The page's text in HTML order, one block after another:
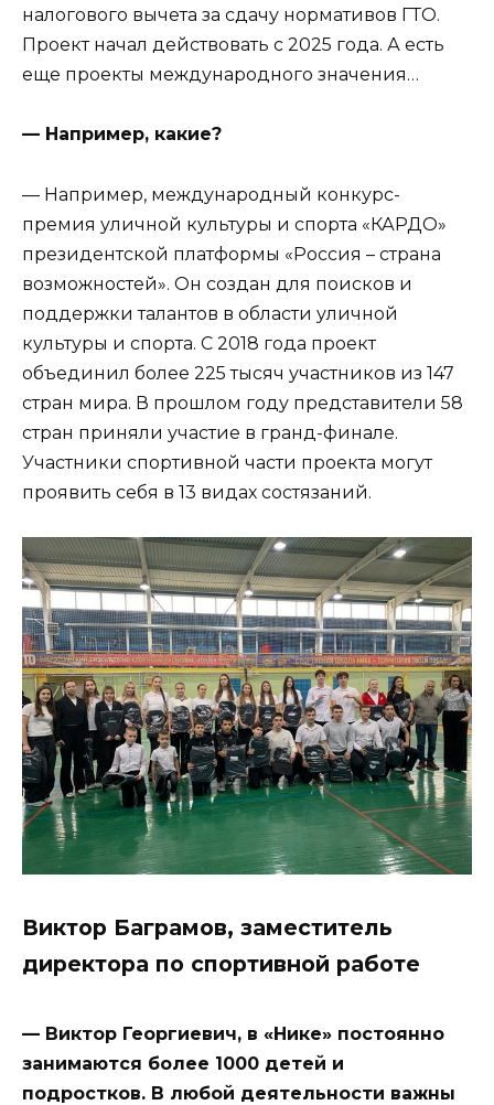
налогового вычета за сдачу нормативов ГТО.
Проект начал действовать с 2025 года. А есть
еще проекты международного значения…
— Например, какие?
— Например, международный конкурс-
премия уличной культуры и спорта «КАРДО»
президентской платформы «Россия – страна
возможностей». Он создан для поисков и
поддержки талантов в области уличной
культуры и спорта. С 2018 года проект
объединил более 225 тысяч участников из 147
стран мира. В прошлом году представители 58
стран приняли участие в гранд-финале.
Участники спортивной части проекта могут
проявить себя в 13 видах состязаний.
Виктор Баграмов, заместитель
директора по спортивной работе
— Виктор Георгиевич, в «Нике» постоянно
занимаются более 1000 детей и
подростков. В любой деятельности важны